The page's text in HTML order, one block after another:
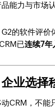
能力与市场认
G2的软件评价
已连续7年
业选择
CRM，不能